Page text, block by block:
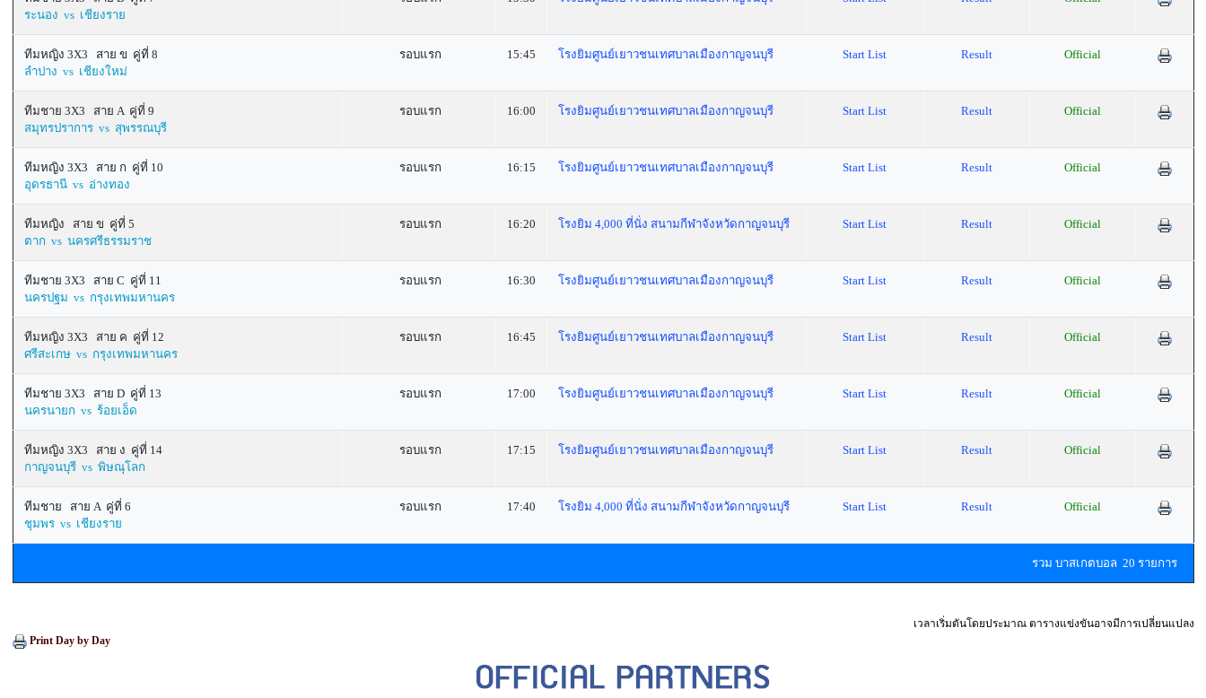
ระนอง vs เชียงราย
ทีมหญิง 3X3 สาย ข คู่ที่ 8
ลำปาง vs เชียงใหม่
รอบแรก 15:45 โรงยิมศูนย์เยาวชนเทศบาลเมืองกาญจนบุรี Start List Result Official
ทีมชาย 3X3 สาย A คู่ที่ 9
สมุทรปราการ vs สุพรรณบุรี
รอบแรก 16:00 โรงยิมศูนย์เยาวชนเทศบาลเมืองกาญจนบุรี Start List Result Official
ทีมหญิง 3X3 สาย ก คู่ที่ 10
อุดรธานี vs อ่างทอง
รอบแรก 16:15 โรงยิมศูนย์เยาวชนเทศบาลเมืองกาญจนบุรี Start List Result Official
ทีมหญิง สาย ข คู่ที่ 5
ตาก vs นครศรีธรรมราช
รอบแรก 16:20 โรงยิม 4,000 ที่นั่ง สนามกีฬาจังหวัดกาญจนบุรี Start List Result Official
ทีมชาย 3X3 สาย C คู่ที่ 11
นครปฐม vs กรุงเทพมหานคร
รอบแรก 16:30 โรงยิมศูนย์เยาวชนเทศบาลเมืองกาญจนบุรี Start List Result Official
ทีมหญิง 3X3 สาย ค คู่ที่ 12
ศรีสะเกษ vs กรุงเทพมหานคร
รอบแรก 16:45 โรงยิมศูนย์เยาวชนเทศบาลเมืองกาญจนบุรี Start List Result Official
ทีมชาย 3X3 สาย D คู่ที่ 13
นครนายก vs ร้อยเอ็ด
รอบแรก 17:00 โรงยิมศูนย์เยาวชนเทศบาลเมืองกาญจนบุรี Start List Result Official
ทีมหญิง 3X3 สาย ง คู่ที่ 14
กาญจนบุรี vs พิษณุโลก
รอบแรก 17:15 โรงยิมศูนย์เยาวชนเทศบาลเมืองกาญจนบุรี Start List Result Official
ทีมชาย สาย A คู่ที่ 6
ชุมพร vs เชียงราย
รอบแรก 17:40 โรงยิม 4,000 ที่นั่ง สนามกีฬาจังหวัดกาญจนบุรี Start List Result Official
รวม บาสเกตบอล 20 รายการ
เวลาเริ่มตันโดยประมาณ ตารางแข่งขันอาจมีการเปลี่ยนแปลง
Print Day by Day